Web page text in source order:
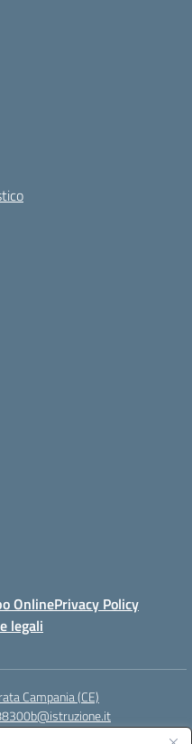
OnlinePrivacy Policy
legali
Campania (CE)